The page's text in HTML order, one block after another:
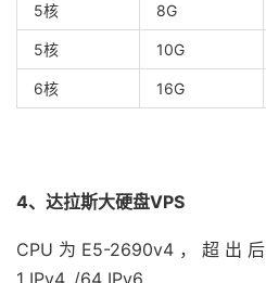
5核 8G
5核 10G
6核 16G
4、达拉斯大硬盘VPS
CPU为E5-2690v4，超出